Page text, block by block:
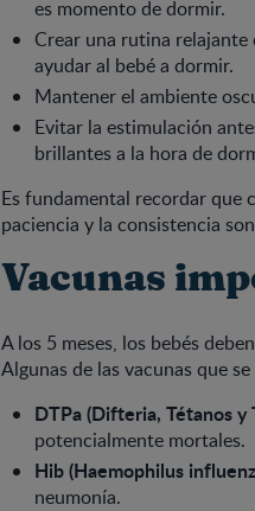
es momento de dormir.
Crear una rutina
ayudar al bebé a dormir.
Mantener el ambiente
Evitar la estimulación
brillantes a la hora de
Es fundamental recordar que
paciencia y la consistencia
Vacunas
A los 5 meses, los bebés
Algunas de las vacunas que
DTPa (Difteria, Tétanos y
potencialmente mortales.
Hib (Haemophilus
neumonía.